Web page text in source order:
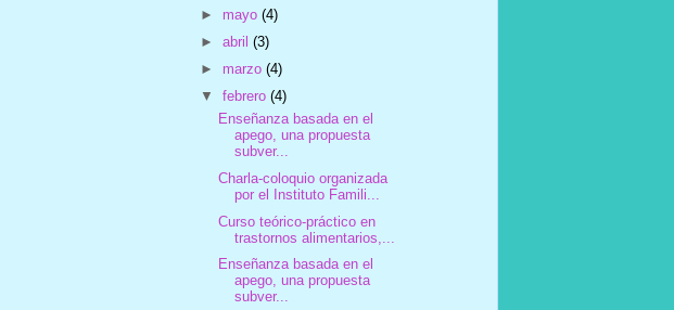
► mayo(4)
►abril(3)
► marzo(4)
▼febrero(4)
Enseñanza basada en el
apego, una propuesta
subver...
Charla-coloquio organizada
por el Instituto Famili...
Curso teórico-práctico en
trastornos alimentarios,...
Enseñanza basada en el
apego, una propuesta
subver...